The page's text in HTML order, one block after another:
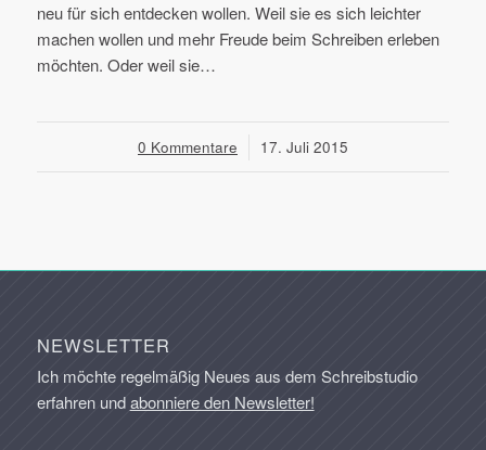
neu für sich entdecken wollen. Weil sie es sich leichter
machen wollen und mehr Freude beim Schreiben erleben
möchten. Oder weil sie…
0 Kommentare
/ 17. Juli 2015
NEWSLETTER
Ich möchte regelmäßig Neues aus dem Schreibstudio
erfahren undabonniere den Newsletter!